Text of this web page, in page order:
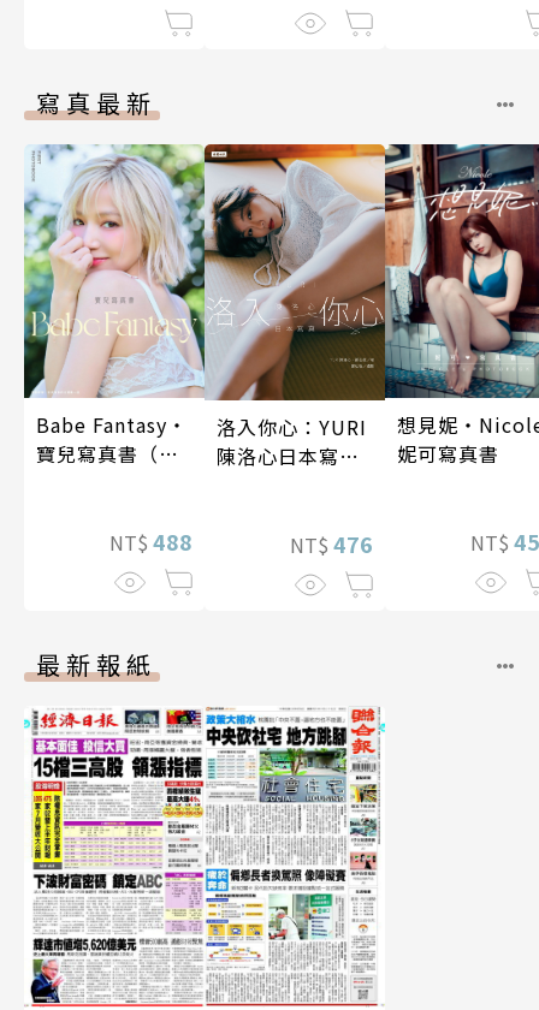
寫真最新
Babe Fantasy‧
寶兒寫真書（加
NT$ 488
洛入你心：YURI
陳洛心日本寫真
NT$ 476
想見妮
妮可寫真書
NT$
最新報紙